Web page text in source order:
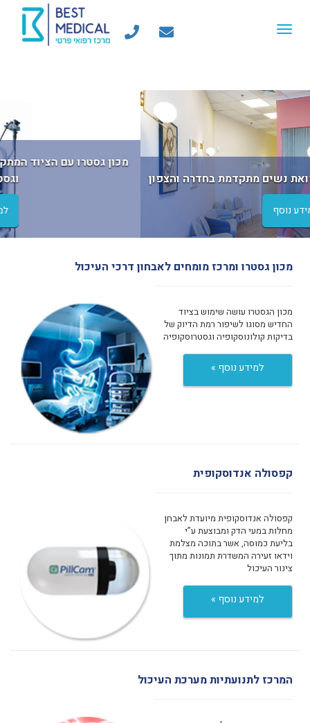
Toggle
המרכז לבריאות האישה - רפואת נשים מתקדמת בחדרה והצפון
Next
מכון גסטרו ומרכז מומחים לאבחון דרכי העיכול
מכון הגסטרו עושה שימוש בציוד
החדיש מסוגו לשיפור רמת הדיוק של
בדיקות קולונוסקופיה וגסטרוסקופיה
למידע נוסף »
קפסולה אנדוסקופית
קפסולה אנדוסקופית מיועדת לאבחן
מחלות במעי הדק ומבוצעת ע”י
בליעת כמוסה, אשר בתוכה מצלמת
וידאו זעירה המשדרת תמונות מתוך
צינור העיכול
למידע נוסף »
המרכז לתנועתיות מערכת העיכול